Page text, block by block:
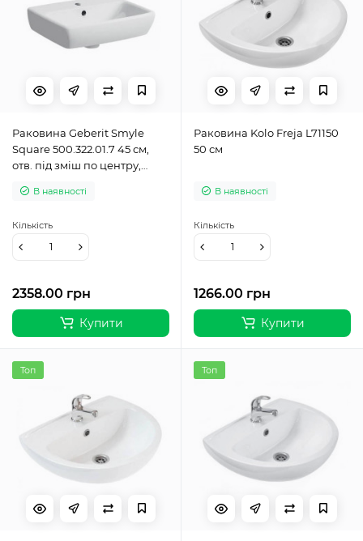
Раковина Geberit Smyle
Square 500.322.01.7 45 см,
отв. під зміш по центру,
В наявності
2358.00 грн
Кількість
Купити
Раковина Kolo Freja L71150
50 см
В наявності
1266.00 грн
Кількість
Купити
Топ Топ